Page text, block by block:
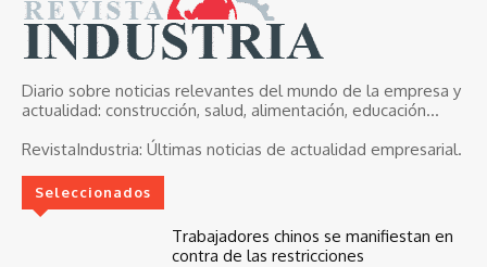
Diario sobre noticias relevantes del mundo de la empresa y
actualidad: construcción, salud, alimentación, educación...
RevistaIndustria: Últimas noticias de actualidad empresarial.
Seleccionados
Trabajadores chinos se manifiestan en
contra de las restricciones